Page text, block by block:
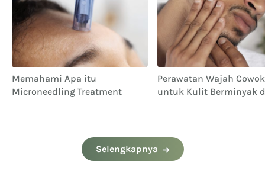
Memahami Apa itu
Microneedling Treatment
Perawatan Wajah Cowok
untuk Kulit Berminyak
Selengkapnya